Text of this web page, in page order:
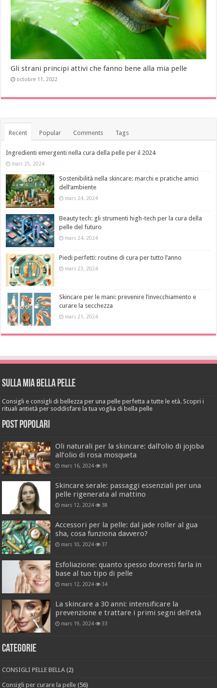
Gli strani principi attivi che fanno bene alla mia pelle
octobre 11, 2022
Recent Popular Comments Tags
Ingredienti emergenti nella cura della pelle per il 2024
mars 25, 2024
Sostenibilità nella skincare: marchi e pratiche amici
dell’ambiente
mars 24, 2024
Beauty tech: gli strumenti high-tech per la cura della
pelle del futuro
mars 24, 2024
Piedi perfetti: routine di cura per tutto l’anno
mars 23, 2024
Skincare per le mani: prevenire l’invecchiamento e
curare la secchezza
mars 21, 2024
Sulla mia bella pelle
Consigli e consigli di bellezza per una pelle perfetta a tutte le età. Scopri i
rituali antietà per soddisfare la tua voglia di bella pelle
Post popolari
Oli naturali per la skincare: dall’olio di jojoba
all’olio di rosa mosqueta
mars 16, 2024 39
Skincare serale: passaggi essenziali per una
pelle rigenerata al mattino
mars 12, 2024 38
Accessori per la pelle: dal jade roller al gua
sha, cosa funziona davvero?
mars 10, 2024 37
Esfoliazione: quanto spesso dovresti farla in
base al tuo tipo di pelle
mars 12, 2024 34
La skincare a 30 anni: intensificare la
prevenzione e trattare i primi segni dell’età
mars 19, 2024 33
Categorie
CONSIGLI PELLE BELLA (2)
Consigli per curare la pelle (56)